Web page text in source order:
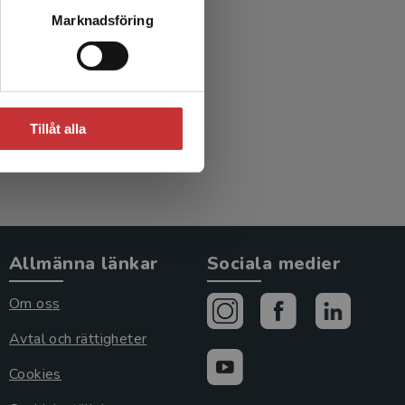
Marknadsföring
Tillåt alla
Allmänna länkar
Om oss
Avtal och rättigheter
Cookies
Sociala medier